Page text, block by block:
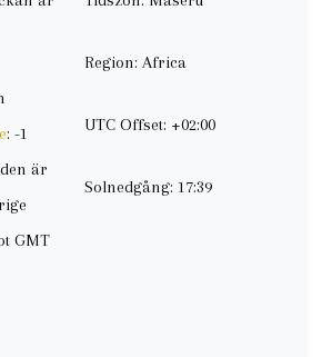
: -1
är
GMT
Region: Africa
UTC Offset: +02:00
Solnedgång: 17:39